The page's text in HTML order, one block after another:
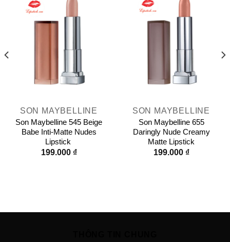
SON MAYBELLINE
Son Maybelline 545 Beige
Babe Inti-Matte Nudes
Lipstick
199.000 ₫
SON MAYBELLINE
Son Maybelline 655
Daringly Nude Creamy
Matte Lipstick
199.000 ₫